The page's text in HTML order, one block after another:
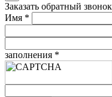
Заказать обратный звонок
Имя *
заполнения *